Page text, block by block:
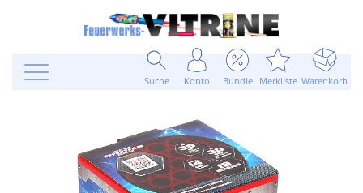
Suche Konto Bundle Merkliste Warenkorb